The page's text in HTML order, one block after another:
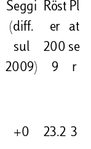
Seggi
(diff.
sul
2009)
Röst
er
200
9
Pl
at
se
r
+0 23.2 3